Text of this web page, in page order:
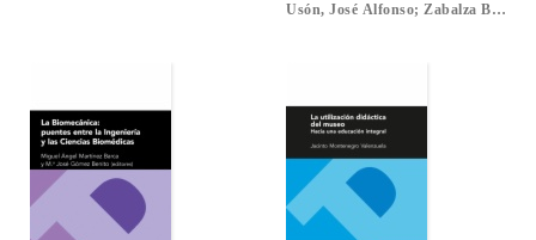
Usón, José Alfonso; Zabalza